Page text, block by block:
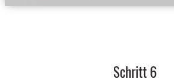
Schritt 6